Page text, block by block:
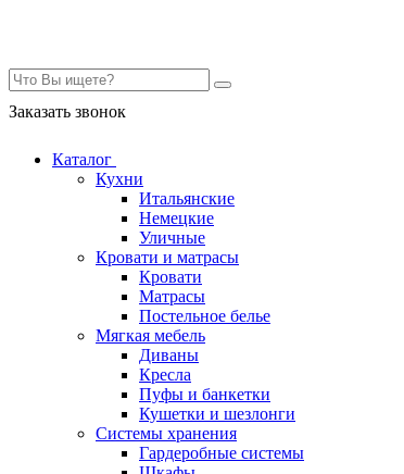
Заказать звонок
Каталог
Кухни
Итальянские
Немецкие
Уличные
Кровати и матрасы
Кровати
Матрасы
Постельное белье
Мягкая мебель
Диваны
Кресла
Пуфы и банкетки
Кушетки и шезлонги
Системы хранения
Гардеробные системы